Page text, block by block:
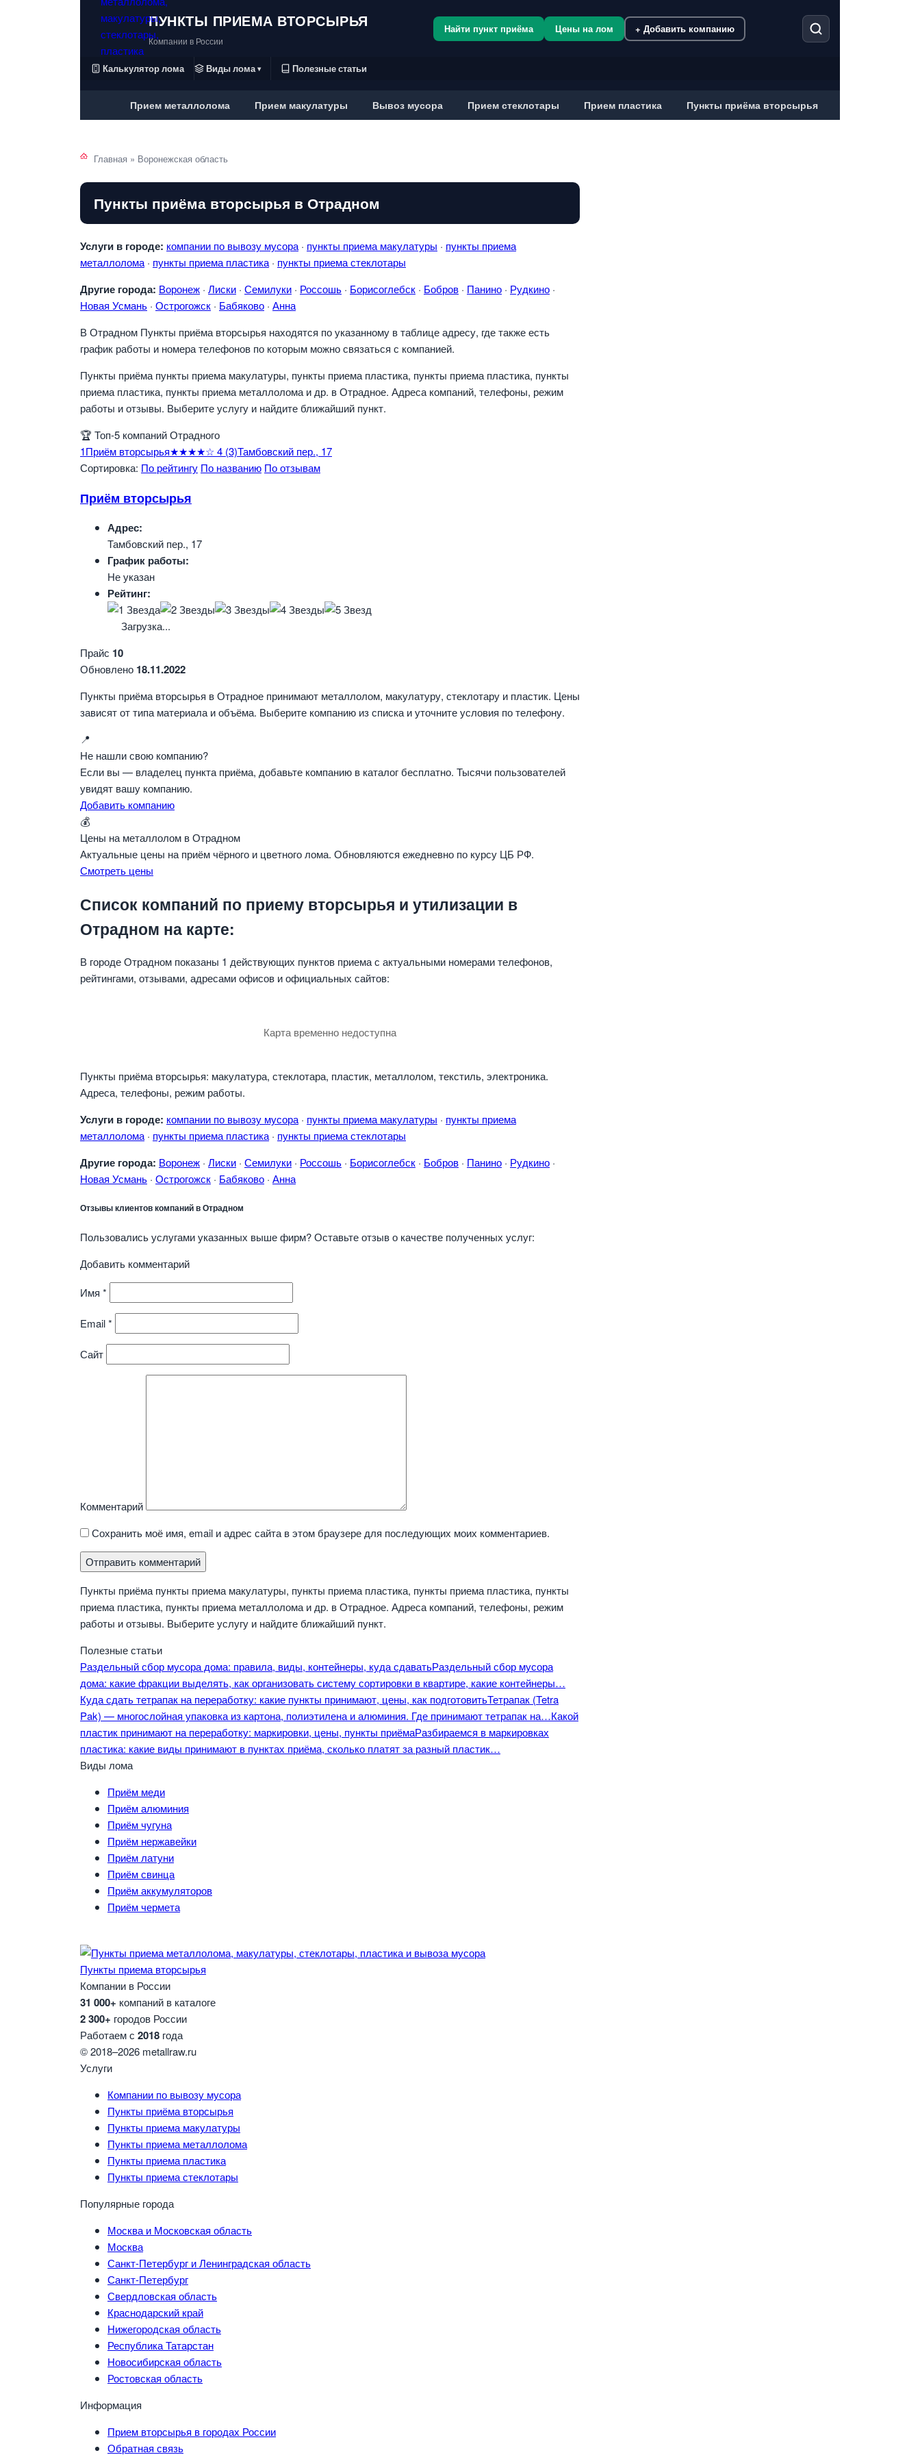
ПУНКТЫ ПРИЕМА ВТОРСЫРЬЯ
Компании в России
Найти пункт приёма Цены на лом + Добавить компанию
Калькулятор лома Виды лома ▾ Полезные статьи
Прием металлолома Прием макулатуры Вывоз мусора Прием стеклотары Прием пластика Пункты приёма вторсырья
Главная » Воронежская область
Пункты приёма вторсырья в Отрадном
Услуги в городе: компании по вывозу мусора · пункты приема макулатуры · пункты приема
металлолома · пункты приема пластика · пункты приема стеклотары
Другие города: Воронеж · Лиски · Семилуки · Россошь · Борисоглебск · Бобров · Панино · Рудкино ·
Новая Усмань · Острогожск · Бабяково · Анна
В Отрадном Пункты приёма вторсырья находятся по указанному в таблице адресу, где также есть
график работы и номера телефонов по которым можно связаться с компанией.
Пункты приёма пункты приема макулатуры, пункты приема пластика, пункты приема пластика, пункты
приема пластика, пункты приема металлолома и др. в Отрадное. Адреса компаний, телефоны, режим
работы и отзывы. Выберите услугу и найдите ближайший пункт.
🏆 Топ-5 компаний Отрадного
1Приём вторсырья★★★★☆ 4 (3)Тамбовский пер., 17
Сортировка: По рейтингу По названию По отзывам
Приём вторсырья
Адрес:
Тамбовский пер., 17
График работы:
Не указан
Рейтинг:
Загрузка...
Прайс 10
Обновлено 18.11.2022
Пункты приёма вторсырья в Отрадное принимают металлолом, макулатуру, стеклотару и пластик. Цены
зависят от типа материала и объёма. Выберите компанию из списка и уточните условия по телефону.
📍
Не нашли свою компанию?
Если вы — владелец пункта приёма, добавьте компанию в каталог бесплатно. Тысячи пользователей
увидят вашу компанию.
Добавить компанию
💰
Цены на металлолом в Отрадном
Актуальные цены на приём чёрного и цветного лома. Обновляются ежедневно по курсу ЦБ РФ.
Смотреть цены
Список компаний по приему вторсырья и утилизации в
Отрадном на карте:
В городе Отрадном показаны 1 действующих пунктов приема с актуальными номерами телефонов,
рейтингами, отзывами, адресами офисов и официальных сайтов:
Карта временно недоступна
Пункты приёма вторсырья: макулатура, стеклотара, пластик, металлолом, текстиль, электроника.
Адреса, телефоны, режим работы.
Услуги в городе: компании по вывозу мусора· пункты приема макулатуры · пункты приема
металлолома· пункты приема пластика· пункты приема стеклотары
Другие города: Воронеж · Лиски · Семилуки · Россошь · Борисоглебск · Бобров · Панино · Рудкино ·
Новая Усмань · Острогожск · Бабяково · Анна
Отзывы клиентов компаний в Отрадном
Пользовались услугами указанных выше фирм? Оставьте отзыв о качестве полученных услуг:
Добавить комментарий
Имя *
Email*
Сайт
Комментарий
Сохранить моё имя, email и адрес сайта в этом браузере для последующих моих комментариев.
Пункты приёма пункты приема макулатуры, пункты приема пластика, пункты приема пластика, пункты
приема пластика, пункты приема металлолома и др. в Отрадное. Адреса компаний, телефоны, режим
работы и отзывы. Выберите услугу и найдите ближайший пункт.
Полезные статьи
Раздельный сбор мусора дома: правила, виды, контейнеры, куда сдаватьРаздельный сбор мусора
дома: какие фракции выделять, как организовать систему сортировки в квартире, какие контейнеры…
Куда сдать тетрапак на переработку: какие пункты принимают, цены, как подготовитьТетрапак (Tetra
Pak) — многослойная упаковка из картона, полиэтилена и алюминия. Где принимают тетрапак на…Какой
пластик принимают на переработку: маркировки, цены, пункты приёмаРазбираемся в маркировках
пластика: какие виды принимают в пунктах приёма, сколько платят за разный пластик…
Виды лома
Приём меди
Приём алюминия
Приём чугуна
Приём нержавейки
Приём латуни
Приём свинца
Приём аккумуляторов
Приём чермета
Пункты приема вторсырья
Компании в России
31 000+ компаний в каталоге
2 300+ городов России
Работаем с 2018 года
© 2018–2026 metallraw.ru
Услуги
Компании по вывозу мусора
Пункты приёма вторсырья
Пункты приема макулатуры
Пункты приема металлолома
Пункты приема пластика
Пункты приема стеклотары
Популярные города
Москва и Московская область
Москва
Санкт-Петербург и Ленинградская область
Санкт-Петербург
Свердловская область
Краснодарский край
Нижегородская область
Республика Татарстан
Новосибирская область
Ростовская область
Информация
Прием вторсырья в городах России
Обратная связь